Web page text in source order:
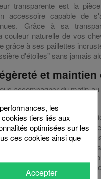
transparente est la
accessoire capable de
Grâce à sa
couleur naturelle de vos
grâce à ses paillettes
d'étoiles" sans jamais
et maintien
accompagner du matin
douce :Les dents
tirer sur les racines ni
de qualité :Fabriquée
cristalline et ne ternit
Sa taille est idéale
ou pour réaliser
les
tiers liés aux
optimisées sur les
ces cookies ainsi que
Accepter